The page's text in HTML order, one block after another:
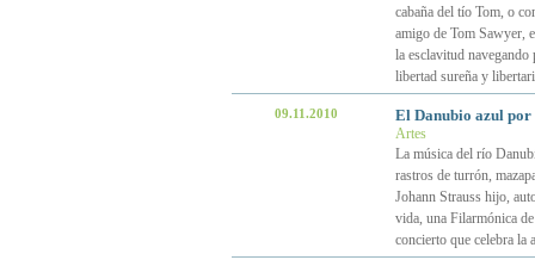
cabaña del tío Tom, o
amigo de Tom Sawyer,
la esclavitud navegando
libertad sureña y
09.11.2010 El Danubio azul por
Artes
La música del río
rastros de turrón,
Johann Strauss hijo,
vida, una Filarmónica
concierto que celebra la